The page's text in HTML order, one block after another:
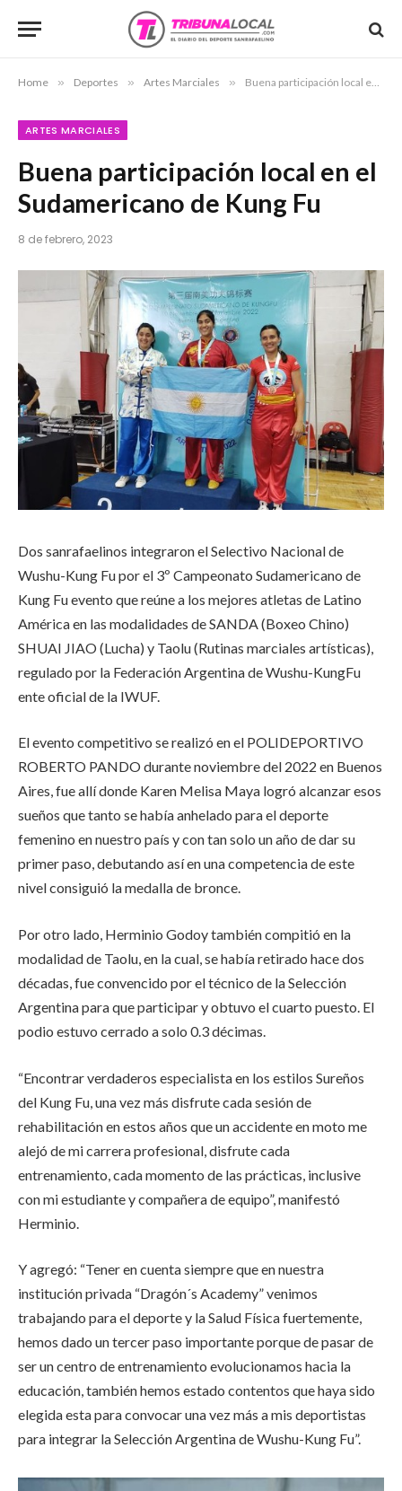
Home » Deportes » Artes Marciales » Buena participación local en el Sudamericano de Kung Fu
ARTES MARCIALES
Buena participación local en el
Sudamericano de Kung Fu
8 de febrero, 2023
Dos sanrafaelinos integraron el Selectivo Nacional de
Wushu-Kung Fu por el 3º Campeonato Sudamericano de
Kung Fu evento que reúne a los mejores atletas de Latino
América en las modalidades de SANDA (Boxeo Chino)
SHUAI JIAO (Lucha) y Taolu (Rutinas marciales artísticas),
regulado por la Federación Argentina de Wushu-KungFu
ente oficial de la IWUF.
El evento competitivo se realizó en el POLIDEPORTIVO
ROBERTO PANDO durante noviembre del 2022 en Buenos
Aires, fue allí donde Karen Melisa Maya logró alcanzar esos
sueños que tanto se había anhelado para el deporte
femenino en nuestro país y con tan solo un año de dar su
primer paso, debutando así en una competencia de este
nivel consiguió la medalla de bronce.
Por otro lado, Herminio Godoy también compitió en la
modalidad de Taolu, en la cual, se había retirado hace dos
décadas, fue convencido por el técnico de la Selección
Argentina para que participar y obtuvo el cuarto puesto. El
podio estuvo cerrado a solo 0.3 décimas.
“Encontrar verdaderos especialista en los estilos Sureños
del Kung Fu, una vez más disfrute cada sesión de
rehabilitación en estos años que un accidente en moto me
alejó de mi carrera profesional, disfrute cada
entrenamiento, cada momento de las prácticas, inclusive
con mi estudiante y compañera de equipo”, manifestó
Herminio.
Y agregó: “Tener en cuenta siempre que en nuestra
institución privada “Dragón´s Academy” venimos
trabajando para el deporte y la Salud Física fuertemente,
hemos dado un tercer paso importante porque de pasar de
ser un centro de entrenamiento evolucionamos hacia la
educación, también hemos estado contentos que haya sido
elegida esta para convocar una vez más a mis deportistas
para integrar la Selección Argentina de Wushu-Kung Fu”.